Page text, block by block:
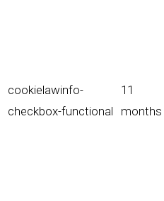
cookielawinfo-
checkbox-functional
11
months